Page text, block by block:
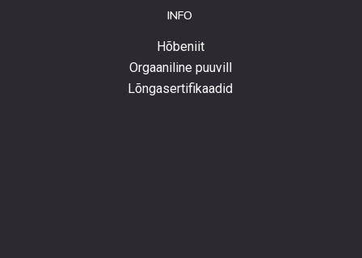
INFO
Hõbeniit
Orgaaniline puuvill
Lõngasertifikaadid